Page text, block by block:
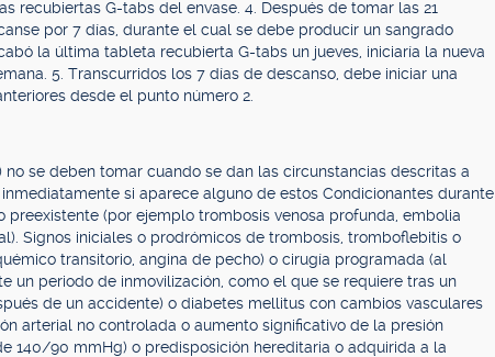
recubiertas G-tabs del envase. 4. Después de tomar las 21
por 7 días, durante el cual se debe producir un sangrado
la última tableta recubierta G-tabs un jueves, iniciaría la nueva
5. Transcurridos los 7 días de descanso, debe iniciar una
desde el punto número 2.
se deben tomar cuando se dan las circunstancias descritas a
si aparece alguno de estos Condicionantes durante
preexistente (por ejemplo trombosis venosa profunda, embolia
Signos iniciales o prodrómicos de trombosis, tromboflebitis o
transitorio, angina de pecho) o cirugía programada (al
un periodo de inmovilización, como el que se requiere tras un
de un accidente) o diabetes mellitus con cambios vasculares
arterial no controlada o aumento significativo de la presión
140/90 mmHg) o predisposición hereditaria o adquirida a la